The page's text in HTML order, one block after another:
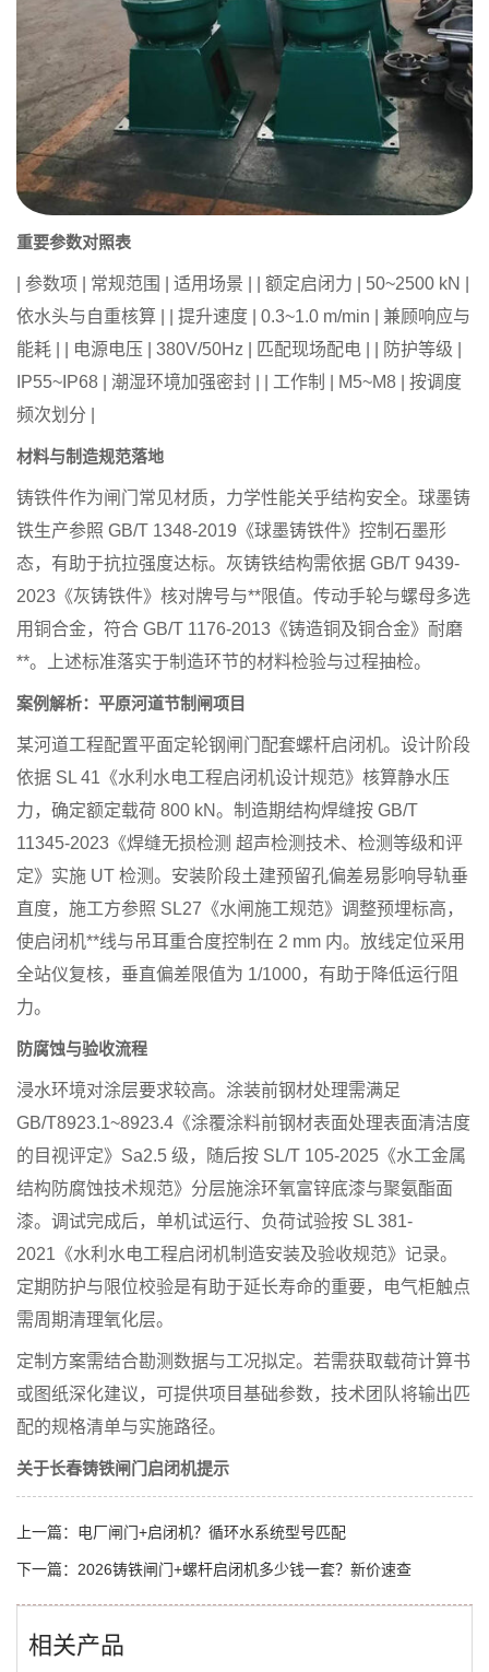
重要参数对照表
| 参数项 | 常规范围 | 适用场景 | | 额定启闭力 | 50~2500 kN |
依水头与自重核算 | | 提升速度 | 0.3~1.0 m/min | 兼顾响应与
能耗 | | 电源电压 | 380V/50Hz | 匹配现场配电 | | 防护等级 |
IP55~IP68 | 潮湿环境加强密封 | | 工作制 | M5~M8 | 按调度
频次划分 |
材料与制造规范落地
铸铁件作为闸门常见材质，力学性能关乎结构安全。球墨铸
铁生产参照 GB/T 1348-2019《球墨铸铁件》控制石墨形
态，有助于抗拉强度达标。灰铸铁结构需依据 GB/T 9439-
2023《灰铸铁件》核对牌号与**限值。传动手轮与螺母多选
用铜合金，符合 GB/T 1176-2013《铸造铜及铜合金》耐磨
**。上述标准落实于制造环节的材料检验与过程抽检。
案例解析：平原河道节制闸项目
某河道工程配置平面定轮钢闸门配套螺杆启闭机。设计阶段
依据 SL 41《水利水电工程启闭机设计规范》核算静水压
力，确定额定载荷 800 kN。制造期结构焊缝按 GB/T
11345-2023《焊缝无损检测 超声检测技术、检测等级和评
定》实施 UT 检测。安装阶段土建预留孔偏差易影响导轨垂
直度，施工方参照 SL27《水闸施工规范》调整预埋标高，
使启闭机**线与吊耳重合度控制在 2 mm 内。放线定位采用
全站仪复核，垂直偏差限值为 1/1000，有助于降低运行阻
力。
防腐蚀与验收流程
浸水环境对涂层要求较高。涂装前钢材处理需满足
GB/T8923.1~8923.4《涂覆涂料前钢材表面处理表面清洁度
的目视评定》Sa2.5 级，随后按 SL/T 105-2025《水工金属
结构防腐蚀技术规范》分层施涂环氧富锌底漆与聚氨酯面
漆。调试完成后，单机试运行、负荷试验按 SL 381-
2021《水利水电工程启闭机制造安装及验收规范》记录。
定期防护与限位校验是有助于延长寿命的重要，电气柜触点
需周期清理氧化层。
定制方案需结合勘测数据与工况拟定。若需获取载荷计算书
或图纸深化建议，可提供项目基础参数，技术团队将输出匹
配的规格清单与实施路径。
关于长春铸铁闸门启闭机提示
上一篇： 电厂闸门+启闭机？循环水系统型号匹配
下一篇： 2026铸铁闸门+螺杆启闭机多少钱一套？新价速查
相关产品